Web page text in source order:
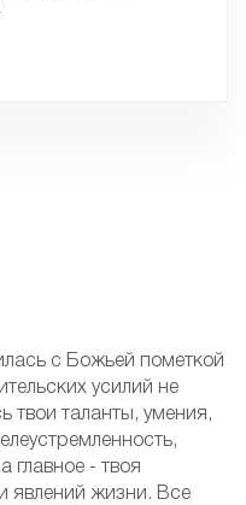
с Божьей пометкой
усилий не
твои таланты, умения,
главное - твоя
явлений жизни. Все